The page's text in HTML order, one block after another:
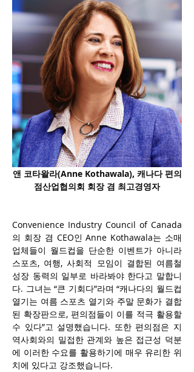
앤 코타왈라(Anne Kothawala), 캐나다 편의
점산업협의회 회장 겸 최고경영자
Convenience Industry Council of Canada
의 회장 겸 CEO인 Anne Kothawala는 소매
업체들이 월드컵을 단순한 이벤트가 아니라
스포츠, 여행, 사회적 모임이 결합된 여름철
성장 동력의 일부로 바라봐야 한다고 말합니
다. 그녀는 “큰 기회다”라며 “캐나다의 월드컵
열기는 여름 스포츠 열기와 주말 문화가 결합
된 확장판으로, 편의점들이 이를 적극 활용할
수 있다”고 설명했습니다. 또한 편의점은 지
역사회와의 밀접한 관계와 높은 접근성 덕분
에 이러한 수요를 활용하기에 매우 유리한 위
치에 있다고 강조했습니다.